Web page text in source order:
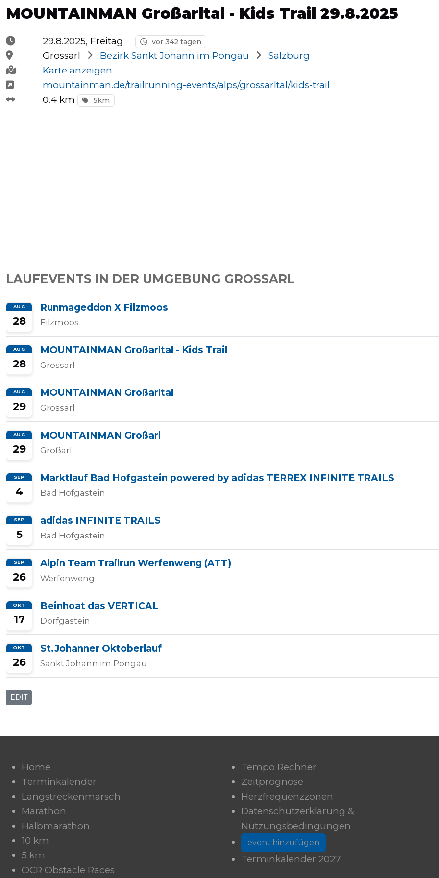
Halbmarathons
OCR
Wien
Wettkampfzeit-
Prognose
Herzfrequenzzonen
MOUNTAINMAN Großarltal - Kids Trail 29.8.2025
29.8.2025, Freitag vor 342 tagen
Grossarl Bezirk Sankt Johann im Pongau
Salzburg
Karte anzeigen
mountainman.de/trailrunning-events/alps/grossarltal/kids-trail
0.4 km
5km
LAUFEVENTS IN DER UMGEBUNG GROSSARL
AUG
28
Runmageddon X Filzmoos
Filzmoos
AUG
28
MOUNTAINMAN Großarltal - Kids Trail
Grossarl
AUG
29
MOUNTAINMAN Großarltal
Grossarl
AUG
29
MOUNTAINMAN Großarl
Großarl
SEP
4
Marktlauf Bad Hofgastein powered by adidas TERREX INFINITE TRAILS
Bad Hofgastein
SEP
5
adidas INFINITE TRAILS
Bad Hofgastein
SEP
26
Alpin Team Trailrun Werfenweng (ATT)
Werfenweng
OKT
17
Beinhoat das VERTICAL
Dorfgastein
OKT
26
St.Johanner Oktoberlauf
Sankt Johann im Pongau
EDIT
Home
Terminkalender
Langstreckenmarsch
Marathon
Halbmarathon
10 km
5 km
OCR Obstacle Races
Tempo Rechner
Zeitprognose
Herzfrequenzzonen
Datenschutzerklärung &
Nutzungsbedingungen
event hinzufügen
Terminkalender 2027